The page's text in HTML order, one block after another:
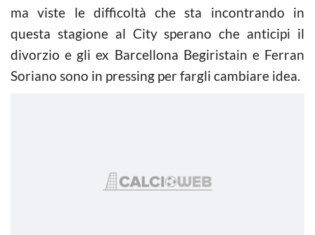
ma viste le difficoltà che sta incontrando in
questa stagione al City sperano che anticipi il
divorzio e gli ex Barcellona Begiristain e Ferran
Soriano sono in pressing per fargli cambiare idea.